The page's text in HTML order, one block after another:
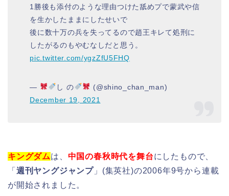
1勝後も添付のような理由つけた舐めプで蒙武や信
を生かしたままにしたせいで
後に数十万の兵を失ってるので趙王キレて処刑に
したがるのもやむなしだと思う。
pic.twitter.com/ygzZfU5FHQ
— し の
(@shino_chan_man)
December 19, 2021
キングダムは、 中国の春秋時代を舞台にしたもので、
「 週刊ヤングジャンプ 」(集英社)の2006年9号から連載
が開始されました。